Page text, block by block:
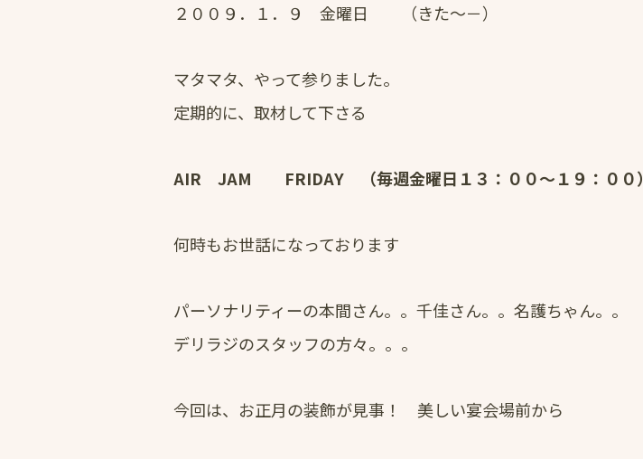
２００９．１．９ 金曜日 （きた～－）
マタマタ、やって参りました。
定期的に、取材して下さる
AIR JAM FRIDAY （毎週金曜日１３：００～１９：００）
何時もお世話になっております
パーソナリティーの本間さん。。千佳さん。。名護ちゃん。。
デリラジのスタッフの方々。。。
今回は、お正月の装飾が見事！ 美しい宴会場前から